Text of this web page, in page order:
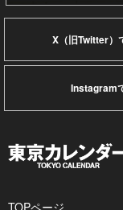
X（旧Twitter）
Instagram